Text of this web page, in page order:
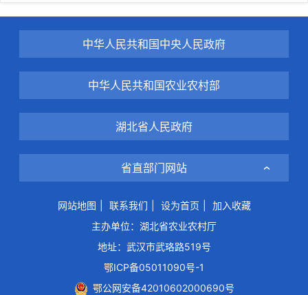
中华人民共和国中央人民政府
中华人民共和国农业农村部
湖北省人民政府
省直部门网站
网站地图 联系我们 设为首页
加入收藏
主办单位：湖北省农业农村厅
地址：武汉市武珞路519号
鄂ICP备05011090号-1
鄂公网安备42010602000690号